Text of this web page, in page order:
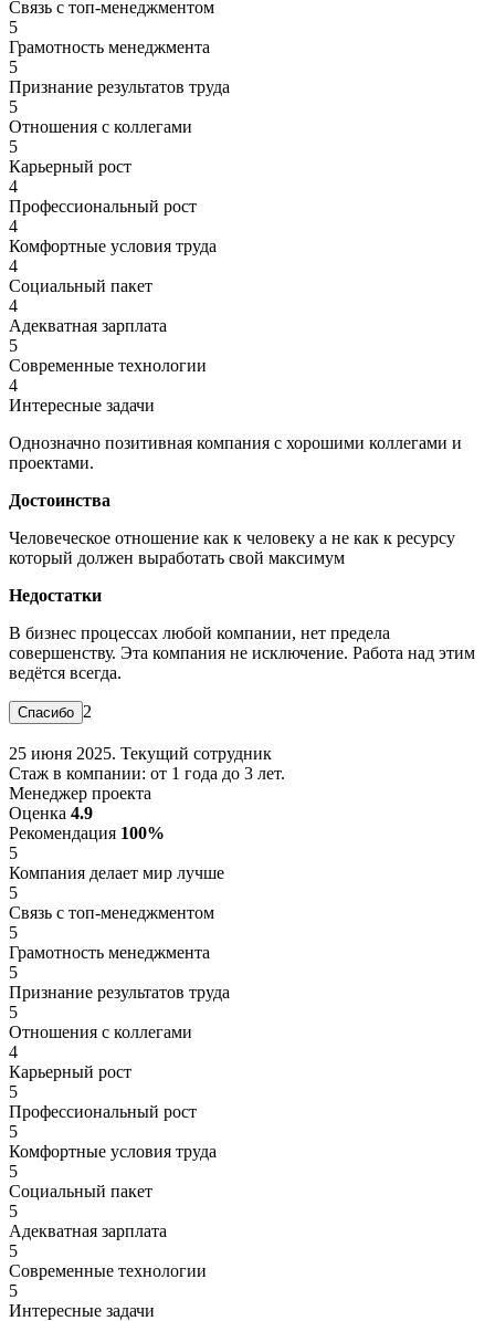
Связь с топ-менеджментом
5
Грамотность менеджмента
5
Признание результатов труда
5
Отношения с коллегами
5
Карьерный рост
4
Профессиональный рост
4
Комфортные условия труда
4
Социальный пакет
4
Адекватная зарплата
5
Современные технологии
4
Интересные задачи
Однозначно позитивная компания с хорошими коллегами и
проектами.
Достоинства
Человеческое отношение как к человеку а не как к ресурсу
который должен выработать свой максимум
Недостатки
В бизнес процессах любой компании, нет предела
совершенству. Эта компания не исключение. Работа над этим
ведётся всегда.
2
25 июня 2025. Текущий сотрудник
Стаж в компании: от 1 года до 3 лет.
Менеджер проекта
Оценка 4.9
Рекомендация 100%
5
Компания делает мир лучше
5
Связь с топ-менеджментом
5
Грамотность менеджмента
5
Признание результатов труда
5
Отношения с коллегами
4
Карьерный рост
5
Профессиональный рост
5
Комфортные условия труда
5
Социальный пакет
5
Адекватная зарплата
5
Современные технологии
5
Интересные задачи